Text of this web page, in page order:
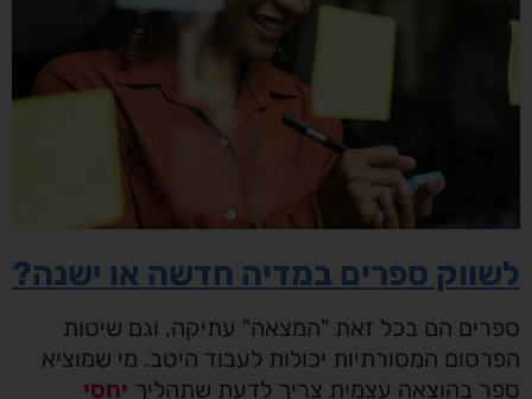
לשווק ספרים במדיה חדשה או ישנה?
ספרים הם בכל זאת "המצאה" עתיקה, וגם שיטות
הפרסום המסורתיות יכולות לעבוד היטב. מי שמוציא
ספר בהוצאה עצמית צריך לדעת שתהליך יחסי